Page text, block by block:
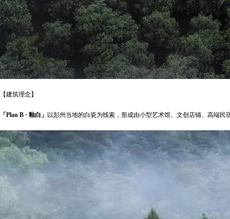
【建筑理念】
「Plan B · 釉白」 以彭州当地的白瓷为线索，形成由小型艺术馆、文创店铺、高端